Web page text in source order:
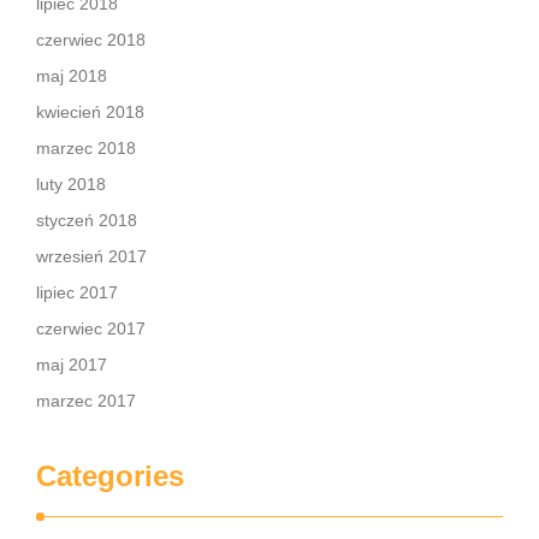
czerwiec 2018
maj 2018
kwiecień 2018
marzec 2018
luty 2018
styczeń 2018
wrzesień 2017
lipiec 2017
czerwiec 2017
maj 2017
marzec 2017
Categories